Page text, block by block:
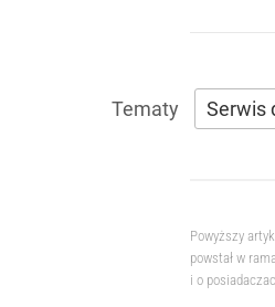
Serwis
Powyższy
powstał w
i o